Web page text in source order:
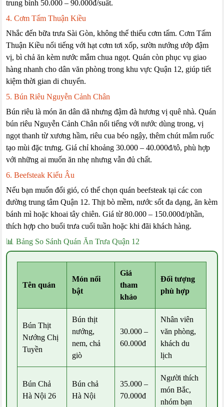
trung bình 50.000 – 90.000đ/suất.
4. Cơm Tấm Thuận Kiều
Nhắc đến bữa trưa Sài Gòn, không thể thiếu cơm tấm. Cơm Tấm
Thuận Kiều nổi tiếng với hạt cơm tơi xốp, sườn nướng ướp đậm
vị, bì chả ăn kèm nước mắm chua ngọt. Quán còn phục vụ giao
hàng nhanh cho dân văn phòng trong khu vực Quận 12, giúp tiết
kiệm thời gian di chuyển.
5. Bún Riêu Nguyễn Cảnh Chân
Bún riêu là món ăn dân dã nhưng đậm đà hương vị quê nhà. Quán
bún riêu Nguyễn Cảnh Chân nổi tiếng với nước dùng trong, vị
ngọt thanh từ xương hầm, riêu cua béo ngậy, thêm chút mắm ruốc
tạo mùi đặc trưng. Giá chỉ khoảng 30.000 – 40.000đ/tô, phù hợp
với những ai muốn ăn nhẹ nhưng vẫn đủ chất.
6. Beefsteak Kiểu Âu
Nếu bạn muốn đổi gió, có thể chọn quán beefsteak tại các con
đường trung tâm Quận 12. Thịt bò mềm, nước sốt đa dạng, ăn kèm
bánh mì hoặc khoai tây chiên. Giá từ 80.000 – 150.000đ/phần,
thích hợp cho buổi trưa cuối tuần hoặc khi đãi khách hàng.
📊 Bảng So Sánh Quán Ăn Trưa Quận 12
Tên quán
Món nổi
bật
Giá
tham
khảo
Đối tượng
phù hợp
Bún Thịt
Nướng Chị
Tuyền
Bún thịt
nướng,
nem, chả
giò
30.000 –
60.000đ
Nhân viên
văn phòng,
khách du
lịch
Bún Chả
Hà Nội 26
Bún chả
Hà Nội
35.000 –
70.000đ
Người thích
món Bắc,
nhóm bạn